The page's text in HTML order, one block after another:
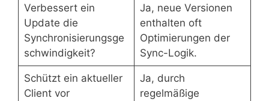
Verbessert ein
Update die
Synchronisierungsge
schwindigkeit?
Ja, neue Versionen
enthalten oft
Optimierungen der
Sync-Logik.
Schützt ein aktueller
Client vor
Ja, durch
regelmäßige